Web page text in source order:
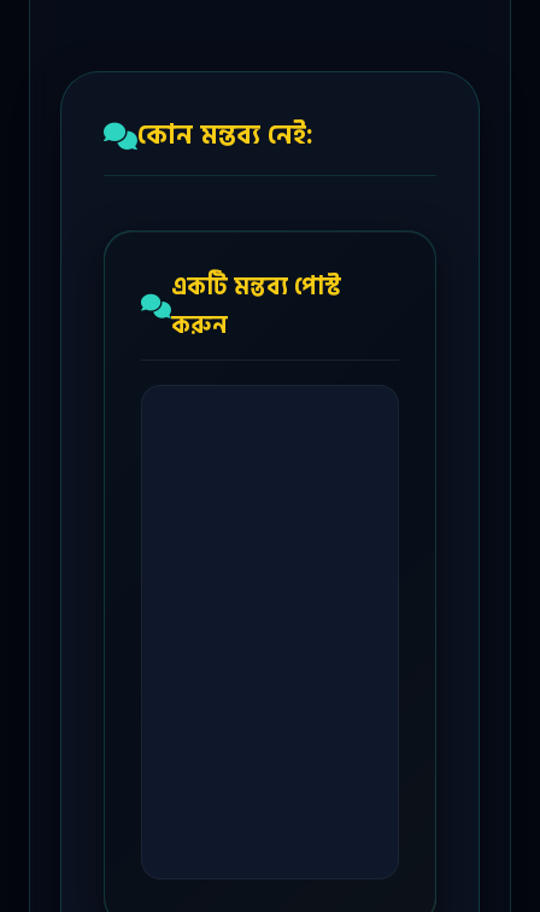
কোন মন্তব্য নেই:
একটি মন্তব্য পোস্ট
করুন